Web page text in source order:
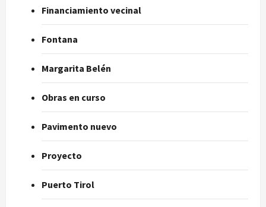
Financiamiento vecinal
Fontana
Margarita Belén
Obras en curso
Pavimento nuevo
Proyecto
Puerto Tirol